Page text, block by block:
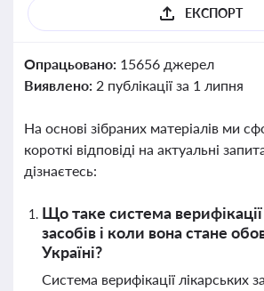
ЕКСПОРТ
Опрацьовано: 15656 джерел
Виявлено: 2 публікації за 1 липня
На основі зібраних матеріалів ми
короткі відповіді на актуальні
дізнаєтесь:
Що таке система
засобів і коли вона стане
Україні?
Система верифікації лікарських